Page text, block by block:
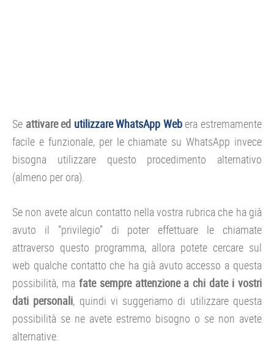
Se attivare ed utilizzare WhatsApp Web era estremamente
facile e funzionale, per le chiamate su WhatsApp invece
bisogna utilizzare questo procedimento alternativo
(almeno per ora).
Se non avete alcun contatto nella vostra rubrica che ha già
avuto il “privilegio” di poter effettuare le chiamate
attraverso questo programma, allora potete cercare sul
web qualche contatto che ha già avuto accesso a questa
possibilità, ma fate sempre attenzione a chi date i vostri
dati personali, quindi vi suggeriamo di utilizzare questa
possibilità se ne avete estremo bisogno o se non avete
alternative.